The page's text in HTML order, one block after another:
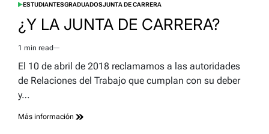
POSTED
ESTUDIANTESGRADUADOSJUNTA DE CARRERA
¿Y LA JUNTA DE CARRERA?
Estimated
read
1 min read
El 10 de abril de 2018 reclamamos a las autoridades
de Relaciones del Trabajo que cumplan con su deber
y…
Más información